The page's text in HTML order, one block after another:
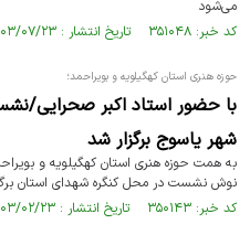
می‌شود
کد خبر: ۳۵۱۰۴۸ تاریخ انتشار : ۱۴۰۳/۰۷/۲۳
حوزه هنری استان کهگیلویه و بویراحمد؛
با حضور استاد اکبر
شهر یاسوج برگزار شد
به همت حوزه هنری استان کهگیلویه و
نوش نشست در محل کنگره شهدای استان
کد خبر: ۳۵۰۱۴۳ تاریخ انتشار : ۱۴۰۳/۰۲/۲۳